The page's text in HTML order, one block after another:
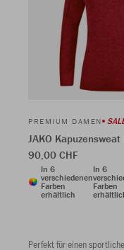
PREMIUM DAMEN
JAKO
90,00 CHF
In 6
verschiedenen
Farben
erhältlich
In 6
Farben
Perfekt für einen